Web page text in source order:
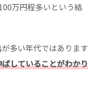
万円程多いという結
多い年代ではあります
していることがわかり